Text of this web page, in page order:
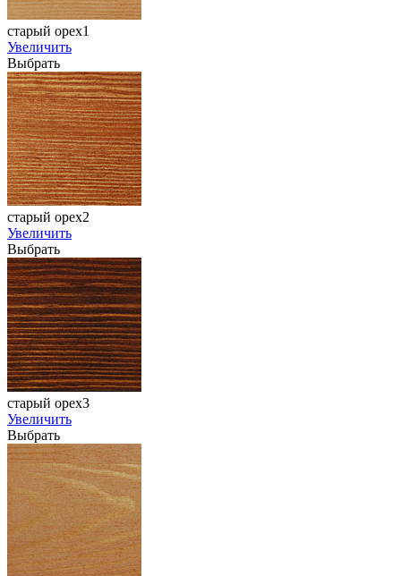
старый орех1
Увеличить
Выбрать
старый орех2
Увеличить
Выбрать
старый орех3
Увеличить
Выбрать